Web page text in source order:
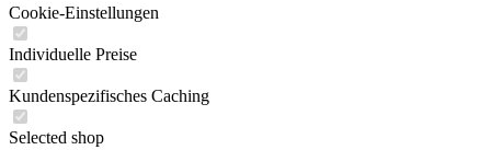
Cookie-Einstellungen
Individuelle Preise
Kundenspezifisches Caching
Selected shop